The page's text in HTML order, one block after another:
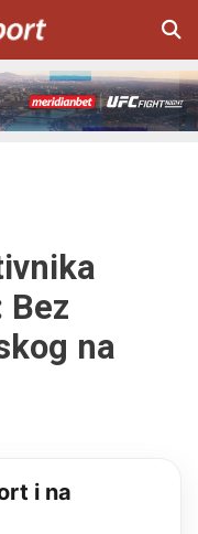
Bez
na
i na